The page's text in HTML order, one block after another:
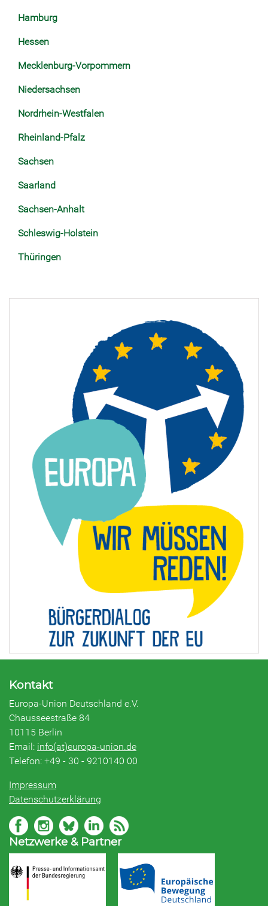
Hamburg
Hessen
Mecklenburg-Vorpommern
Niedersachsen
Nordrhein-Westfalen
Rheinland-Pfalz
Sachsen
Saarland
Sachsen-Anhalt
Schleswig-Holstein
Thüringen
Kontakt
Europa-Union Deutschland e.V.
Chausseestraße 84
10115 Berlin
Email: info(at)europa-union.de
Telefon: +49 - 30 - 9210140 00
Impressum
Datenschutzerklärung
Netzwerke & Partner